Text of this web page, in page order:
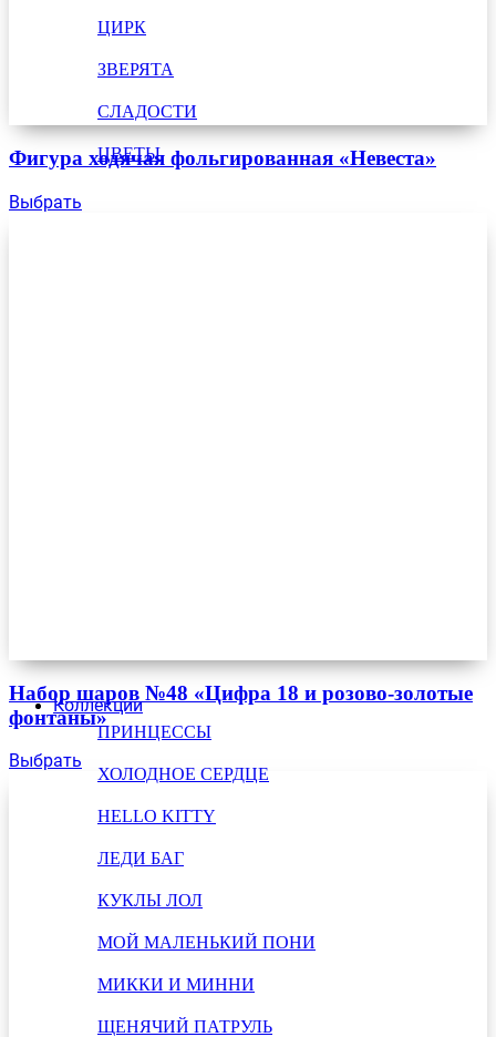
ЦИРК
ЗВЕРЯТА
СЛАДОСТИ
ЦВЕТЫ
Коллекции
ПРИНЦЕССЫ
ХОЛОДНОЕ СЕРДЦЕ
HELLO KITTY
ЛЕДИ БАГ
КУКЛЫ ЛОЛ
МОЙ МАЛЕНЬКИЙ ПОНИ
МИККИ И МИННИ
ЩЕНЯЧИЙ ПАТРУЛЬ
Фигура ходячая фольгированная «Невеста»
Выбрать
Набор шаров №48 «Цифра 18 и розово-золотые
фонтаны»
Выбрать